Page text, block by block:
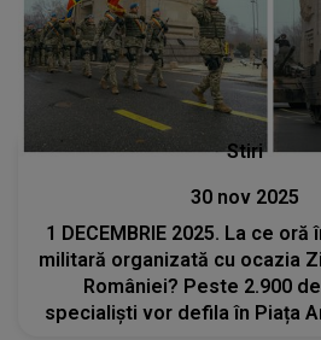
Stiri
30 nov 2025
1 DECEMBRIE 2025. La ce
militară organizată cu ocazia
României? Peste 2.900
specialişti vor defila în Piața